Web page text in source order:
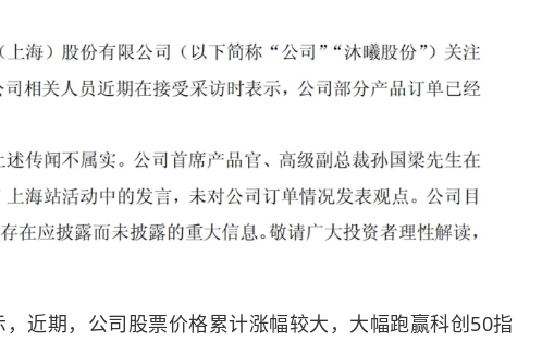
近期，公司股票价格累计涨幅较大，大幅跑赢科创50指